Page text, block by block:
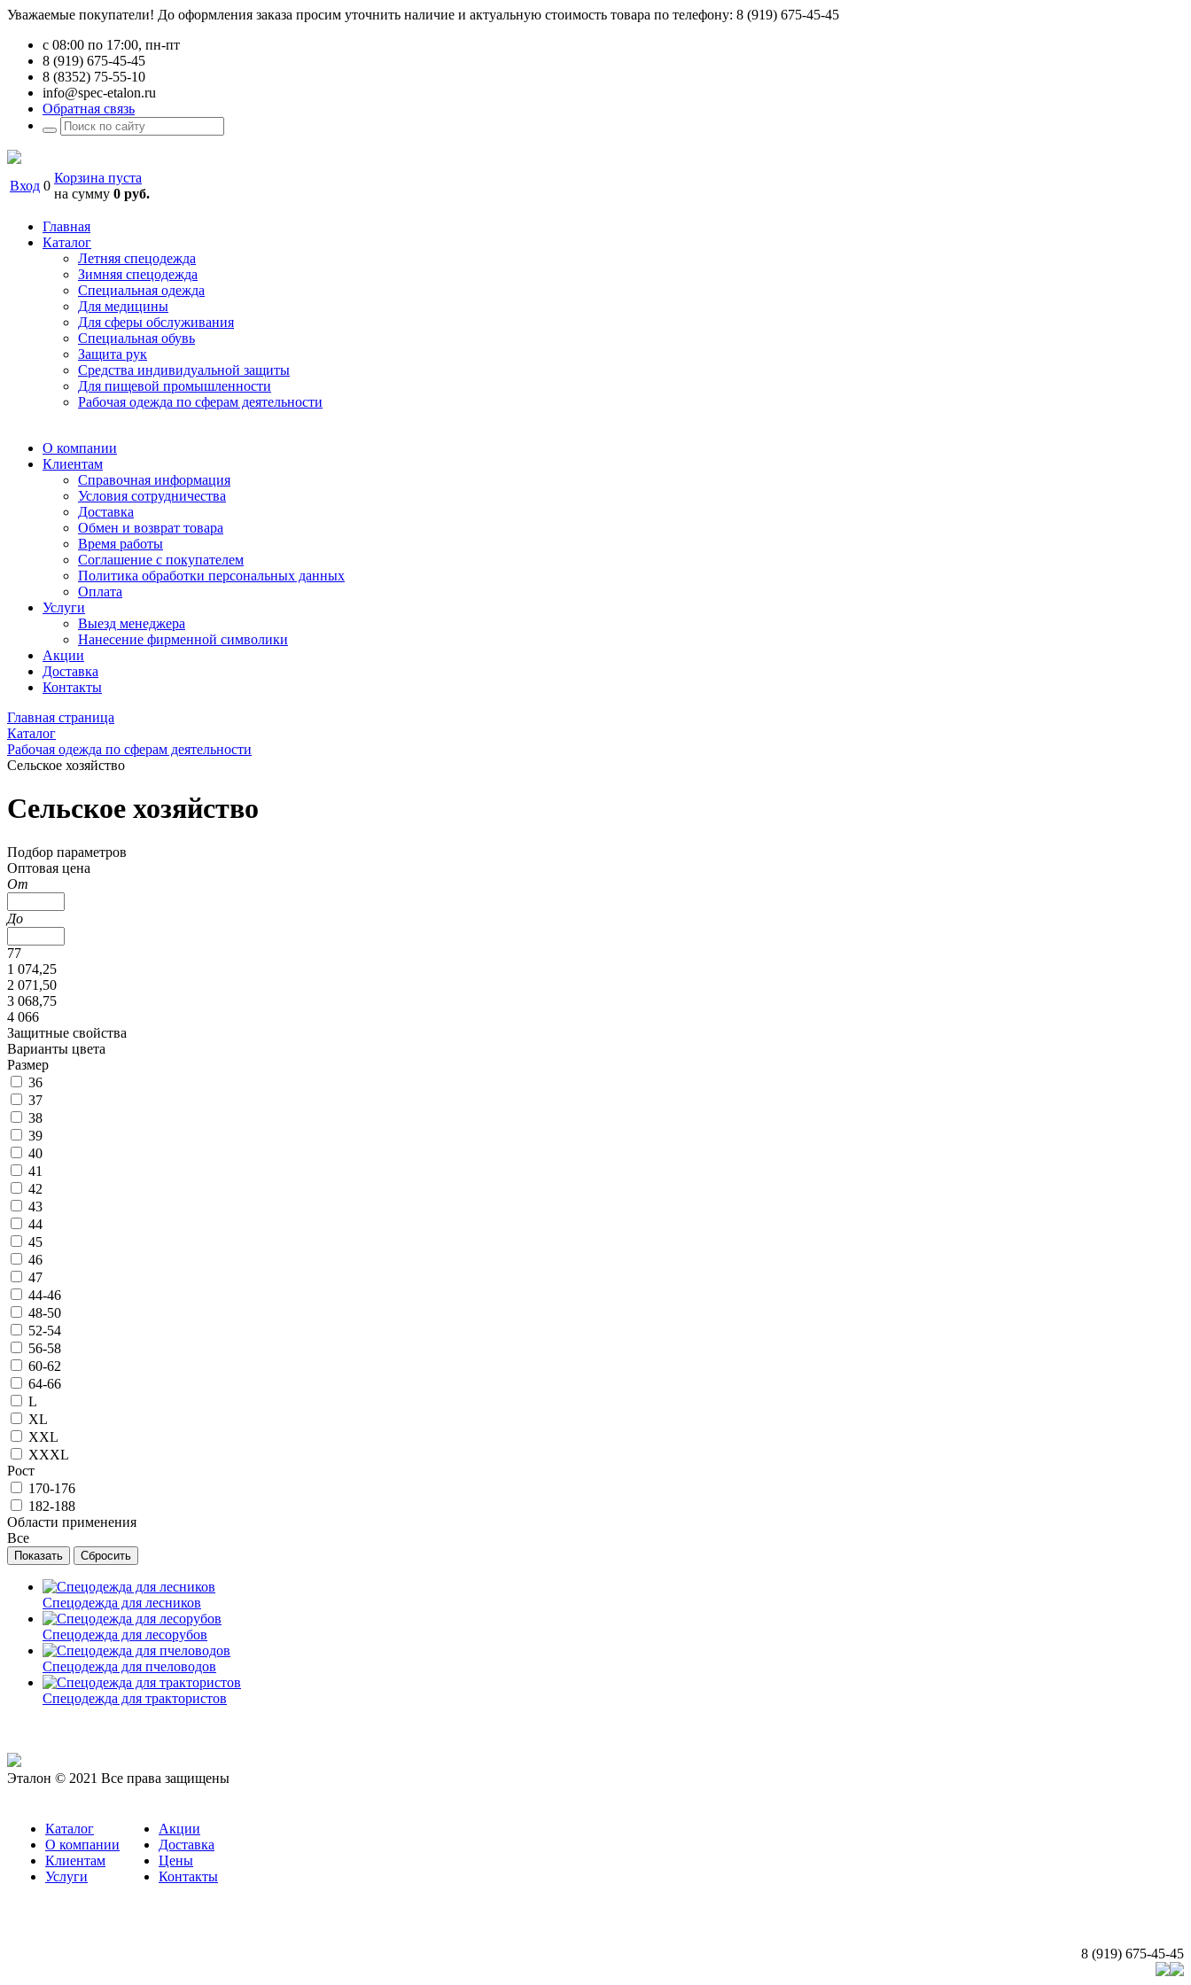
Уважаемые покупатели! До оформления заказа просим уточнить наличие и актуальную стоимость товара по телефону: 8 (919) 675-45-45
с 08:00 по 17:00, пн-пт
8 (919) 675-45-45
8 (8352) 75-55-10
info@spec-etalon.ru
Обратная связь
Вход 0
Корзина пуста
на сумму 0 руб.
Главная
Каталог
Летняя спецодежда
Зимняя спецодежда
Специальная одежда
Для медицины
Для сферы обслуживания
Специальная обувь
Защита рук
Средства индивидуальной защиты
Для пищевой промышленности
Рабочая одежда по сферам деятельности
О компании
Клиентам
Справочная информация
Условия сотрудничества
Доставка
Обмен и возврат товара
Время работы
Соглашение с покупателем
Политика обработки персональных данных
Оплата
Услуги
Выезд менеджера
Нанесение фирменной символики
Акции
Доставка
Контакты
Главная страница
Каталог
Рабочая одежда по сферам деятельности
Сельское хозяйство
Сельское хозяйство
Подбор параметров
Оптовая цена
От
До
77
1 074,25
2 071,50
3 068,75
4 066
Защитные свойства
Варианты цвета
Размер
36
37
38
39
40
41
42
43
44
45
46
47
44-46
48-50
52-54
56-58
60-62
64-66
L
XL
XXL
XXXL
Рост
170-176
182-188
Области применения
Все
Спецодежда для лесников
Спецодежда для лесорубов
Спецодежда для пчеловодов
Спецодежда для трактористов
Эталон © 2021 Все права защищены
Каталог
О компании
Клиентам
Услуги
Акции
Доставка
Цены
Контакты
8 (919) 675-45-45